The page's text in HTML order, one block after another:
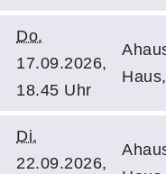
Do.
17.09.2026,
18.45 Uhr
Di.
22.09.2026,